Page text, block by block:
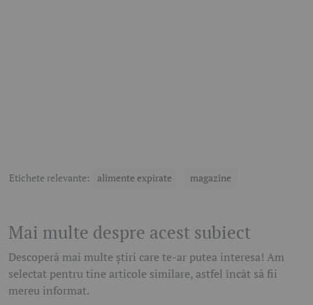
Etichete relevante: alimente expirate magazine
Mai multe despre acest subiect
Descoperă mai multe știri care te-ar putea interesa! Am
selectat pentru tine articole similare, astfel încât să fii
mereu informat.